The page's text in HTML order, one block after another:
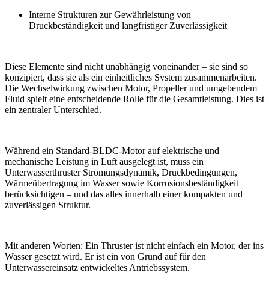
Interne Strukturen zur Gewährleistung von
Druckbeständigkeit und langfristiger Zuverlässigkeit
Diese Elemente sind nicht unabhängig voneinander – sie sind so
konzipiert, dass sie als ein einheitliches System zusammenarbeiten.
Die Wechselwirkung zwischen Motor, Propeller und umgebendem
Fluid spielt eine entscheidende Rolle für die Gesamtleistung. Dies ist
ein zentraler Unterschied.
Während ein Standard-BLDC-Motor auf elektrische und
mechanische Leistung in Luft ausgelegt ist, muss ein
Unterwasserthruster Strömungsdynamik, Druckbedingungen,
Wärmeübertragung im Wasser sowie Korrosionsbeständigkeit
berücksichtigen – und das alles innerhalb einer kompakten und
zuverlässigen Struktur.
Mit anderen Worten: Ein Thruster ist nicht einfach ein Motor, der ins
Wasser gesetzt wird. Er ist ein von Grund auf für den
Unterwassereinsatz entwickeltes Antriebssystem.